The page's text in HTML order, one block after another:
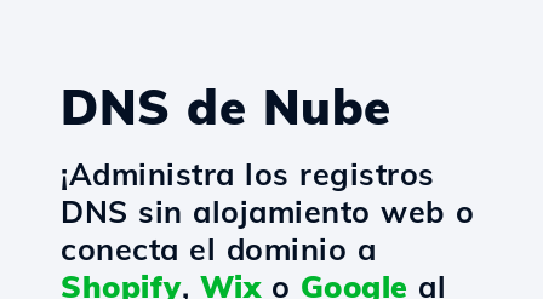
DNS de Nube
¡Administra los registros
DNS sin alojamiento web o
conecta el dominio a
Shopify, Wixo Google al